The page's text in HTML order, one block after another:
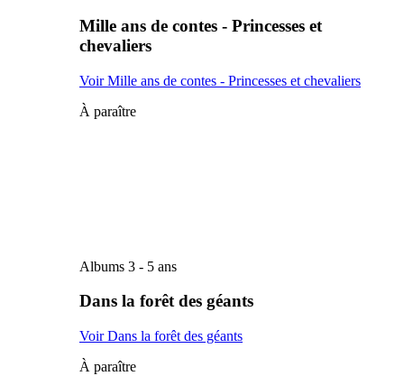
Mille ans de contes - Princesses et
chevaliers
Voir Mille ans de contes - Princesses et chevaliers
À paraître
Albums 3 - 5 ans
Dans la forêt des géants
Voir Dans la forêt des géants
À paraître